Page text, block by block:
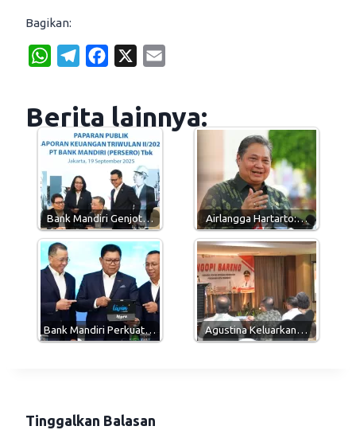
Bagikan:
W
t
s
p
e
g
r
a
m
e
b
o
o
k
i
Berita lainnya:
Bank Mandiri Genjot… Airlangga Hartarto:…
Bank Mandiri Perkuat… Agustina Keluarkan…
Tinggalkan Balasan